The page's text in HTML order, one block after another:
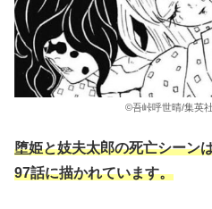
©吾峠呼世晴/集英
堕姫と妓夫太郎の死亡シーン
97話に描かれています。